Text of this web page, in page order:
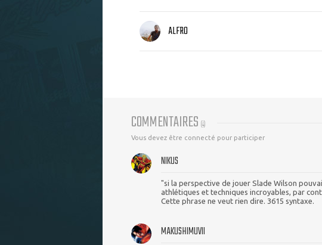
ALFRO
COMMENTAIRES (4)
Vous devez être connecté pour participer
NIKUS
"si la perspective de jouer Slade Wilson
athlétiques et techniques incroyables, par
Cette phrase ne veut rien dire. 3615 syntaxe.
MAKUSHIMUVII